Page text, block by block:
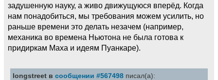
задушенную науку, а живо движущуюся вперёд. Когда
нам понадобиться, мы требования можем усилить, но
раньше времени это делать незачем (например,
механика во времена Ньютона не была готова к
придиркам Маха и идеям Пуанкаре).
longstreet в сообщении #567498 писал(а):